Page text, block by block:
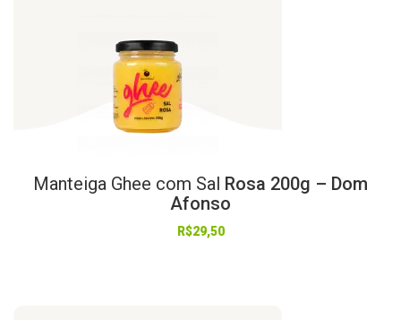
Manteiga Ghee com Sal Rosa 200g – Dom
Afonso
R$29,50